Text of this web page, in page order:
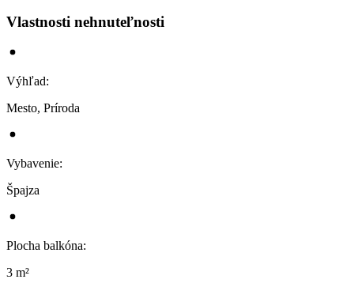
Vlastnosti nehnuteľnosti
Výhľad:
Mesto, Príroda
Vybavenie:
Špajza
Plocha balkóna:
3 m²